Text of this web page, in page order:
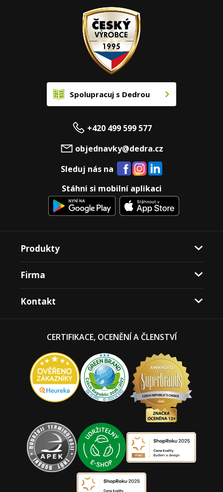
Spolupracuj s Dedrou
+420 499 599 577
objednavky@dedra.cz
Sleduj nás na
Stáhni si mobilní aplikaci
Produkty
Firma
Kontakt
CERTIFIKACE, OCENĚNÍ A ČLENSTVÍ